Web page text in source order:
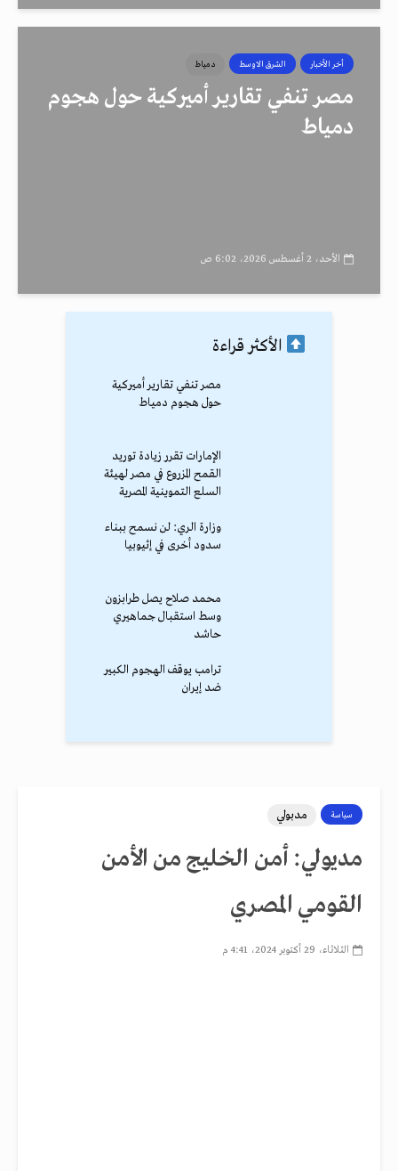
أخر الأخبار الشرق الاوسط دمياط
مصر تنفي تقارير أميركية حول هجوم
دمياط
الأحد، 2 أغسطس 2026، 6:02 ص
الأكثر قراءة
مصر تنفي تقارير أميركية
حول هجوم دمياط
الإمارات تقرر زيادة توريد
القمح المزروع في مصر لهيئة
السلع التموينية المصرية
وزارة الري: لن نسمح ببناء
سدود أخرى في إثيوبيا
محمد صلاح يصل طرابزون
وسط استقبال جماهيري
حاشد
ترامب يوقف الهجوم الكبير
ضد إيران
سياسة مدبولي
مديولي: أمن الخليج من الأمن
القومي المصري
الثلاثاء، 29 أكتوبر 2024، 4:41 م